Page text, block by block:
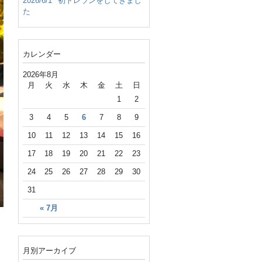
た
カレンダー
2026年8月
月 火 水 木 金 土 日
« 7月
1 2
3 4 5 6 7 8 9
10 11 12 13 14 15 16
17 18 19 20 21 22 23
24 25 26 27 28 29 30
31
月別アーカイブ